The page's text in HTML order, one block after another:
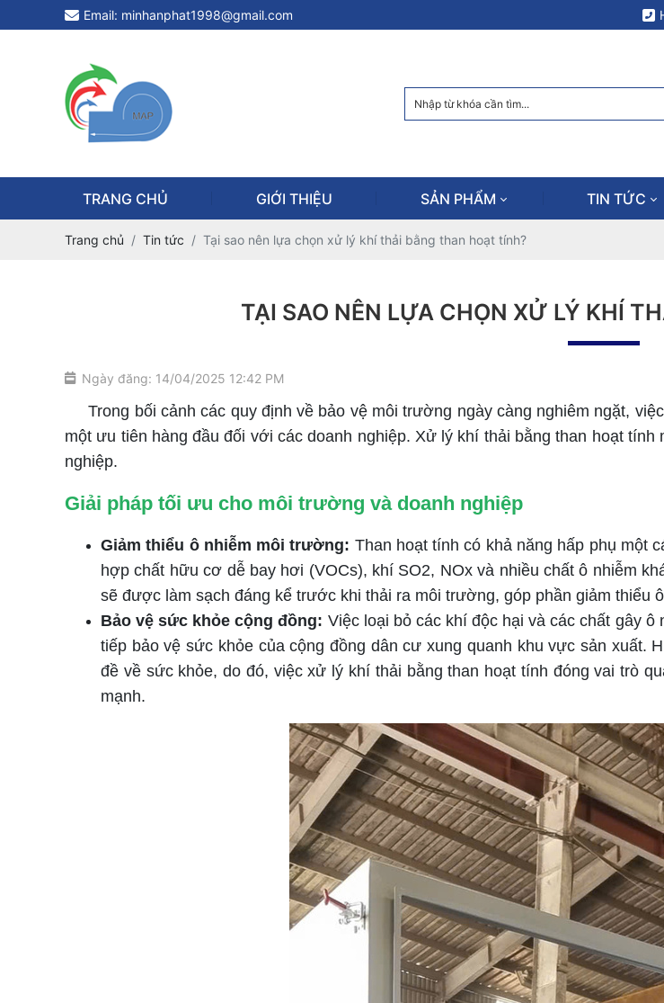
Email: minhanphat1998@gmail.com
TRANG CHỦ GIỚI THIỆU SẢN PHẨM TIN TỨC
Trang chủ Tin tức Tại sao nên lựa chọn xử lý khí thải bằng than hoạt tính?
TẠI SAO NÊN LỰA CHỌN XỬ LÝ KHÍ
Ngày đăng: 14/04/2025 12:42 PM
Trong bối cảnh các quy định về bảo vệ môi trường ngày càng nghiêm ngặt,
một ưu tiên hàng đầu đối với các doanh nghiệp. Xử lý khí thải bằng than hoạt
nghiệp.
Giải pháp tối ưu cho môi trường và doanh nghiệp
Giảm thiểu ô nhiễm môi trường: Than hoạt tính có khả năng hấp phụ một
hợp chất hữu cơ dễ bay hơi (VOCs), khí SO2, NOx và nhiều chất ô nhiễm
sẽ được làm sạch đáng kể trước khi thải ra môi trường, góp phần giảm thiểu
Bảo vệ sức khỏe cộng đồng: Việc loại bỏ các khí độc hại và các chất gây
tiếp bảo vệ sức khỏe của cộng đồng dân cư xung quanh khu vực sản xuất.
đề về sức khỏe, do đó, việc xử lý khí thải bằng than hoạt tính đóng vai trò
mạnh.